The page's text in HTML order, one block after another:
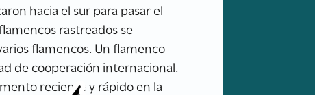
hacia el sur para pasar el
rastreados se
flamencos. Un flamenco
de cooperación internacional.
reciente y rápido en la